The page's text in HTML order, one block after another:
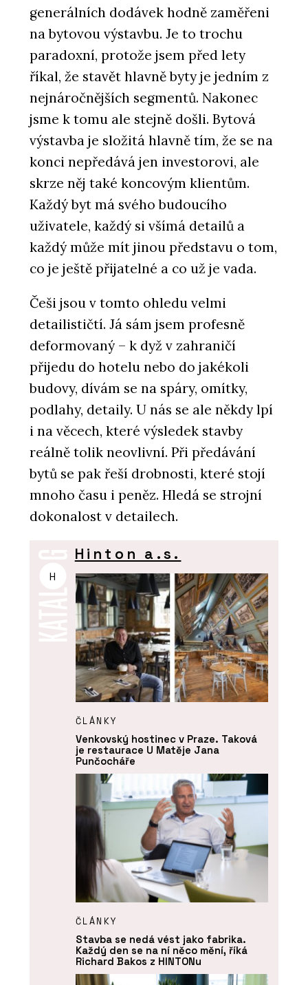
generálních dodávek hodně zaměřeni
na bytovou výstavbu. Je to trochu
paradoxní, protože jsem před lety
říkal, že stavět hlavně byty je jedním z
nejnáročnějších segmentů. Nakonec
jsme k tomu ale stejně došli. Bytová
výstavba je složitá hlavně tím, že se na
konci nepředává jen investorovi, ale
skrze něj také koncovým klientům.
Každý byt má svého budoucího
uživatele, každý si všímá detailů a
každý může mít jinou představu o tom,
co je ještě přijatelné a co už je vada.
Češi jsou v tomto ohledu velmi
detailističtí. Já sám jsem profesně
deformovaný – k dyž v zahraničí
přijedu do hotelu nebo do jakékoli
budovy, dívám se na spáry, omítky,
podlahy, detaily. U nás se ale někdy lpí
i na věcech, které výsledek stavby
reálně tolik neovlivní. Při předávání
bytů se pak řeší drobnosti, které stojí
mnoho času i peněz. Hledá se strojní
dokonalost v detailech.
H
Hinton a.s.
ČLÁNKY
Venkovský hostinec v Praze. Taková
je restaurace U Matěje Jana
Punčocháře
ČLÁNKY
Stavba se nedá vést jako fabrika.
Každý den se na ní něco mění, říká
Richard Bakos z HINTONu